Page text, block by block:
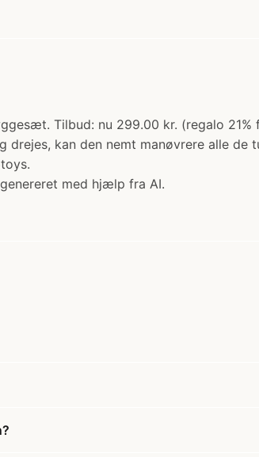
Tilbud: nu 299.00 kr. (regalo
drejes, kan den nemt manøvrere alle
med hjælp fra AI.